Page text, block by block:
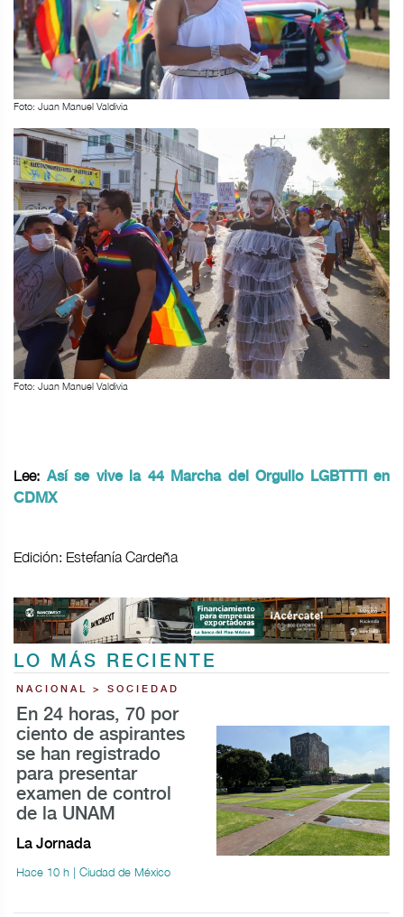
Foto: Juan Manuel Valdivia
Foto: Juan Manuel Valdivia
Lee: Así se vive la 44 Marcha del Orgullo LGBTTTI en
CDMX
Edición: Estefanía Cardeña
LO MÁS RECIENTE
NACIONAL > SOCIEDAD
En 24 horas, 70 por
ciento de aspirantes
se han registrado
para presentar
examen de control
de la UNAM
La Jornada
Hace 10 h | Ciudad de México